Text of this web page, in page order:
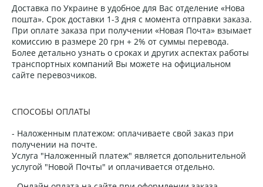
Доставка по Украине в удобное для Вас отделение «Нова
пошта». Срок доставки 1-3 дня с момента отправки заказа.
При оплате заказа при получении «Новая Почта» взымает
комиссию в размере 20 грн + 2% от суммы перевода.
Более детально узнать о сроках и других аспектах работы
транспортных компаний Вы можете на официальном
сайте перевозчиков.
СПОСОБЫ ОПЛАТЫ
- Наложенным платежом: оплачиваете свой заказ при
получении на почте.
Услуга "Наложенный платеж" является допольнительной
услугой "Новой Почты" и оплачивается отдельно.